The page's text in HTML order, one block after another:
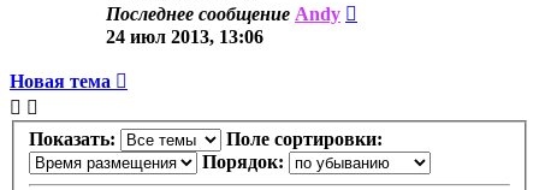
Последнее сообщение Andy
24 июл 2013, 13:06
Новая тема
Показать:
Поле сортировки:
Порядок: